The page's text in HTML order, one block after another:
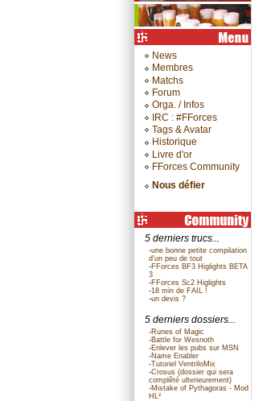
News
Membres
Matchs
Forum
Orga. / Infos
IRC : #FForces
Tags & Avatar
Historique
Livre d'or
FForces Community
Nous défier
5 derniers trucs...
-une bonne petite compilation
d'un peu de tout
-FForces BF3 Higlights BETA
3
-FForces Sc2 Higlights
-18 min de FAIL !
-un devis ?
5 derniers dossiers...
-Runes of Magic
-Battle for Wesnoth
-Enlever les pubs sur MSN
-Name Enabler
-Tutoriel VentriloMix
-Crosus (dossier qui sera
complêté ulterieurement)
-Mistake of Pythagoras - Mod
HL²